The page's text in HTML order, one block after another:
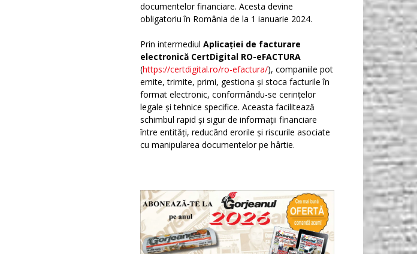
documentelor financiare. Acesta devine
obligatoriu în România de la 1 ianuarie 2024.
Prin intermediul Aplicației de facturare
electronică CertDigital RO-eFACTURA
(https://certdigital.ro/ro-efactura/), companiile pot
emite, trimite, primi, gestiona și stoca facturile în
format electronic, conformându-se cerințelor
legale și tehnice specifice. Aceasta facilitează
schimbul rapid și sigur de informații financiare
între entități, reducând erorile și riscurile asociate
cu manipularea documentelor pe hârtie.